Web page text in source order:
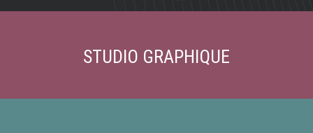
STUDIO GRAPHIQUE